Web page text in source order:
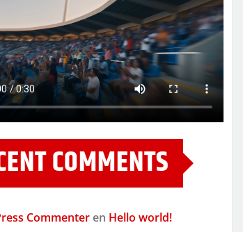
COMMENTS
Commenter en Hello world!